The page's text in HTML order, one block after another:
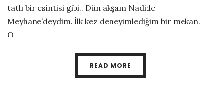
tatlı bir esintisi gibi.. Dün akşam Nadide
Meyhane’deydim. İlk kez deneyimlediğim bir mekan.
O...
READ MORE